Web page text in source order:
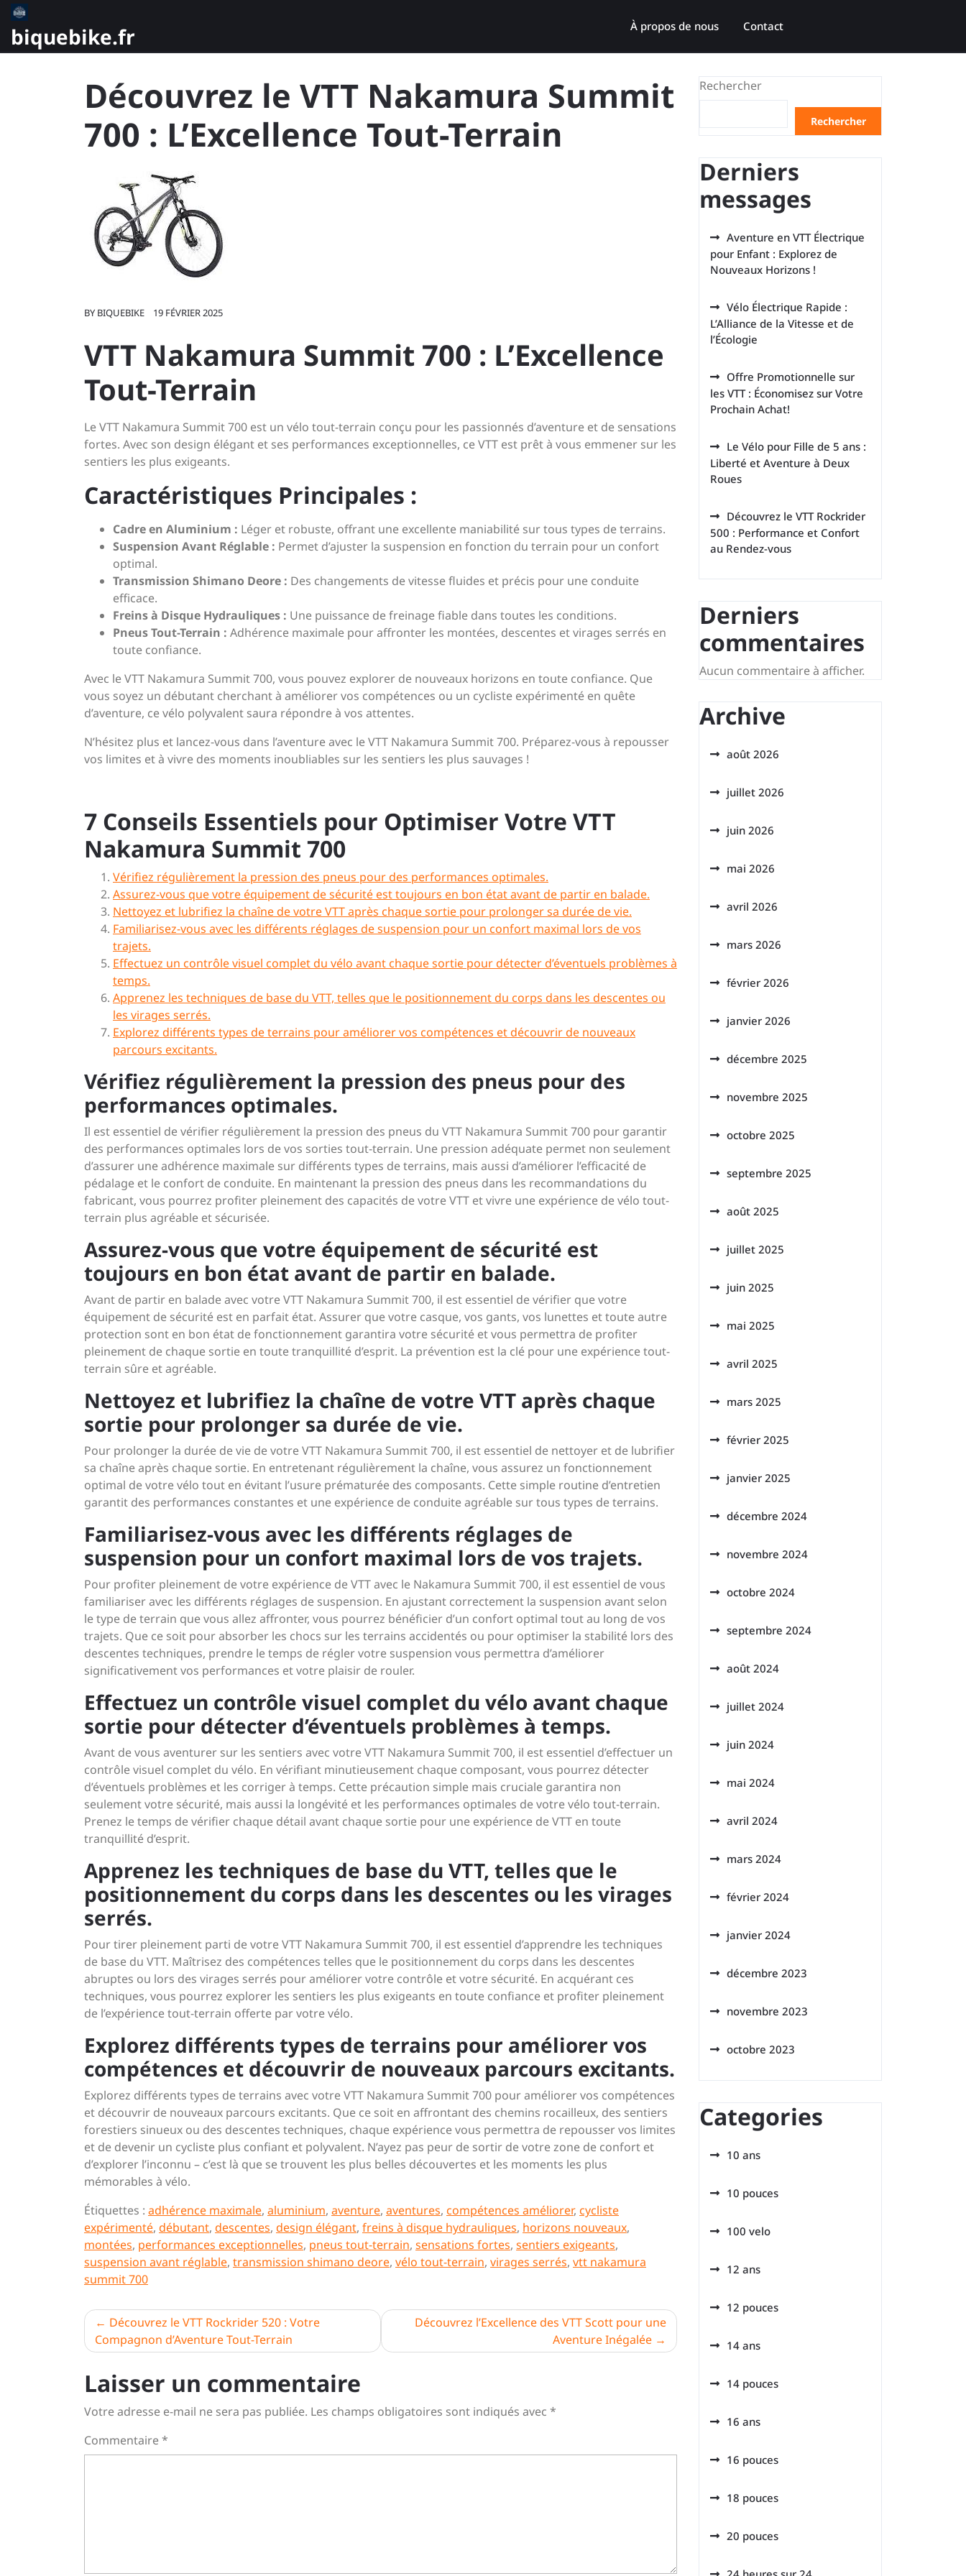
Skip
content
biquebike.fr À propos de nous Contact
Découvrez le VTT Nakamura Summit
700 : L’Excellence Tout-Terrain
BY BIQUEBIKE 19 FÉVRIER 2025
VTT Nakamura Summit 700 : L’Excellence
Tout-Terrain
Le VTT Nakamura Summit 700 est un vélo tout-terrain conçu pour les passionnés d’aventure et de sensations
fortes. Avec son design élégant et ses performances exceptionnelles, ce VTT est prêt à vous emmener sur les
sentiers les plus exigeants.
Caractéristiques Principales :
Cadre en Aluminium : Léger et robuste, offrant une excellente maniabilité sur tous types de terrains.
Suspension Avant Réglable : Permet d’ajuster la suspension en fonction du terrain pour un confort
optimal.
Transmission Shimano Deore : Des changements de vitesse fluides et précis pour une conduite
efficace.
Freins à Disque Hydrauliques : Une puissance de freinage fiable dans toutes les conditions.
Pneus Tout-Terrain : Adhérence maximale pour affronter les montées, descentes et virages serrés en
toute confiance.
Avec le VTT Nakamura Summit 700, vous pouvez explorer de nouveaux horizons en toute confiance. Que
vous soyez un débutant cherchant à améliorer vos compétences ou un cycliste expérimenté en quête
d’aventure, ce vélo polyvalent saura répondre à vos attentes.
N’hésitez plus et lancez-vous dans l’aventure avec le VTT Nakamura Summit 700. Préparez-vous à repousser
vos limites et à vivre des moments inoubliables sur les sentiers les plus sauvages !
7 Conseils Essentiels pour Optimiser Votre VTT
Nakamura Summit 700
Vérifiez régulièrement la pression des pneus pour des performances optimales.
Assurez-vous que votre équipement de sécurité est toujours en bon état avant de partir en balade.
Nettoyez et lubrifiez la chaîne de votre VTT après chaque sortie pour prolonger sa durée de vie.
Familiarisez-vous avec les différents réglages de suspension pour un confort maximal lors de vos
trajets.
Effectuez un contrôle visuel complet du vélo avant chaque sortie pour détecter d’éventuels problèmes à
temps.
Apprenez les techniques de base du VTT, telles que le positionnement du corps dans les descentes ou
les virages serrés.
Explorez différents types de terrains pour améliorer vos compétences et découvrir de nouveaux
parcours excitants.
Vérifiez régulièrement la pression des pneus pour des
performances optimales.
Il est essentiel de vérifier régulièrement la pression des pneus du VTT Nakamura Summit 700 pour garantir
des performances optimales lors de vos sorties tout-terrain. Une pression adéquate permet non seulement
d’assurer une adhérence maximale sur différents types de terrains, mais aussi d’améliorer l’efficacité de
pédalage et le confort de conduite. En maintenant la pression des pneus dans les recommandations du
fabricant, vous pourrez profiter pleinement des capacités de votre VTT et vivre une expérience de vélo tout-
terrain plus agréable et sécurisée.
Assurez-vous que votre équipement de sécurité est
toujours en bon état avant de partir en balade.
Avant de partir en balade avec votre VTT Nakamura Summit 700, il est essentiel de vérifier que votre
équipement de sécurité est en parfait état. Assurer que votre casque, vos gants, vos lunettes et toute autre
protection sont en bon état de fonctionnement garantira votre sécurité et vous permettra de profiter
pleinement de chaque sortie en toute tranquillité d’esprit. La prévention est la clé pour une expérience tout-
terrain sûre et agréable.
Nettoyez et lubrifiez la chaîne de votre VTT après chaque
sortie pour prolonger sa durée de vie.
Pour prolonger la durée de vie de votre VTT Nakamura Summit 700, il est essentiel de nettoyer et de lubrifier
sa chaîne après chaque sortie. En entretenant régulièrement la chaîne, vous assurez un fonctionnement
optimal de votre vélo tout en évitant l’usure prématurée des composants. Cette simple routine d’entretien
garantit des performances constantes et une expérience de conduite agréable sur tous types de terrains.
Familiarisez-vous avec les différents réglages de
suspension pour un confort maximal lors de vos trajets.
Pour profiter pleinement de votre expérience de VTT avec le Nakamura Summit 700, il est essentiel de vous
familiariser avec les différents réglages de suspension. En ajustant correctement la suspension avant selon
le type de terrain que vous allez affronter, vous pourrez bénéficier d’un confort optimal tout au long de vos
trajets. Que ce soit pour absorber les chocs sur les terrains accidentés ou pour optimiser la stabilité lors des
descentes techniques, prendre le temps de régler votre suspension vous permettra d’améliorer
significativement vos performances et votre plaisir de rouler.
Effectuez un contrôle visuel complet du vélo avant chaque
sortie pour détecter d’éventuels problèmes à temps.
Avant de vous aventurer sur les sentiers avec votre VTT Nakamura Summit 700, il est essentiel d’effectuer un
contrôle visuel complet du vélo. En vérifiant minutieusement chaque composant, vous pourrez détecter
d’éventuels problèmes et les corriger à temps. Cette précaution simple mais cruciale garantira non
seulement votre sécurité, mais aussi la longévité et les performances optimales de votre vélo tout-terrain.
Prenez le temps de vérifier chaque détail avant chaque sortie pour une expérience de VTT en toute
tranquillité d’esprit.
Apprenez les techniques de base du VTT, telles que le
positionnement du corps dans les descentes ou les virages
serrés.
Pour tirer pleinement parti de votre VTT Nakamura Summit 700, il est essentiel d’apprendre les techniques
de base du VTT. Maîtrisez des compétences telles que le positionnement du corps dans les descentes
abruptes ou lors des virages serrés pour améliorer votre contrôle et votre sécurité. En acquérant ces
techniques, vous pourrez explorer les sentiers les plus exigeants en toute confiance et profiter pleinement
de l’expérience tout-terrain offerte par votre vélo.
Explorez différents types de terrains pour améliorer vos
compétences et découvrir de nouveaux parcours excitants.
Explorez différents types de terrains avec votre VTT Nakamura Summit 700 pour améliorer vos compétences
et découvrir de nouveaux parcours excitants. Que ce soit en affrontant des chemins rocailleux, des sentiers
forestiers sinueux ou des descentes techniques, chaque expérience vous permettra de repousser vos limites
et de devenir un cycliste plus confiant et polyvalent. N’ayez pas peur de sortir de votre zone de confort et
d’explorer l’inconnu – c’est là que se trouvent les plus belles découvertes et les moments les plus
mémorables à vélo.
Étiquettes : adhérence maximale, aluminium, aventure, aventures, compétences améliorer, cycliste
expérimenté, débutant, descentes, design élégant, freins à disque hydrauliques, horizons nouveaux,
montées, performances exceptionnelles, pneus tout-terrain, sensations fortes, sentiers exigeants,
suspension avant réglable, transmission shimano deore, vélo tout-terrain, virages serrés, vtt nakamura
summit 700
Navigation
de
l’article
Découvrez le VTT Rockrider 520 : Votre
Compagnon d’Aventure Tout-Terrain
Découvrez l’Excellence des VTT Scott pour une
Aventure Inégalée
Laisser un commentaire
Votre adresse e-mail ne sera pas publiée. Les champs obligatoires sont indiqués avec *
Commentaire*
Rechercher
Rechercher
Derniers
messages
Aventure en VTT Électrique
pour Enfant : Explorez de
Nouveaux Horizons !
Vélo Électrique Rapide :
L’Alliance de la Vitesse et de
l’Écologie
Offre Promotionnelle sur
les VTT : Économisez sur Votre
Prochain Achat!
Le Vélo pour Fille de 5 ans :
Liberté et Aventure à Deux
Roues
Découvrez le VTT Rockrider
500 : Performance et Confort
au Rendez-vous
Derniers
commentaires
Aucun commentaire à afficher.
Archive
août 2026
juillet 2026
juin 2026
mai 2026
avril 2026
mars 2026
février 2026
janvier 2026
décembre 2025
novembre 2025
octobre 2025
septembre 2025
août 2025
juillet 2025
juin 2025
mai 2025
avril 2025
mars 2025
février 2025
janvier 2025
décembre 2024
novembre 2024
octobre 2024
septembre 2024
août 2024
juillet 2024
juin 2024
mai 2024
avril 2024
mars 2024
février 2024
janvier 2024
décembre 2023
novembre 2023
octobre 2023
Categories
10 ans
10 pouces
100 velo
12 ans
12 pouces
14 ans
14 pouces
16 ans
16 pouces
18 pouces
20 pouces